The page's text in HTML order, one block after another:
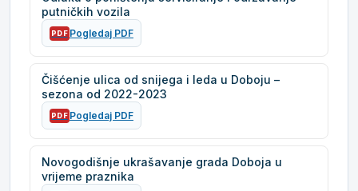
putničkih vozila
PDF Pogledaj PDF
Čišćenje ulica od snijega i leda u Doboju –
sezona od 2022-2023
PDF Pogledaj PDF
Novogodišnje ukrašavanje grada Doboja u
vrijeme praznika